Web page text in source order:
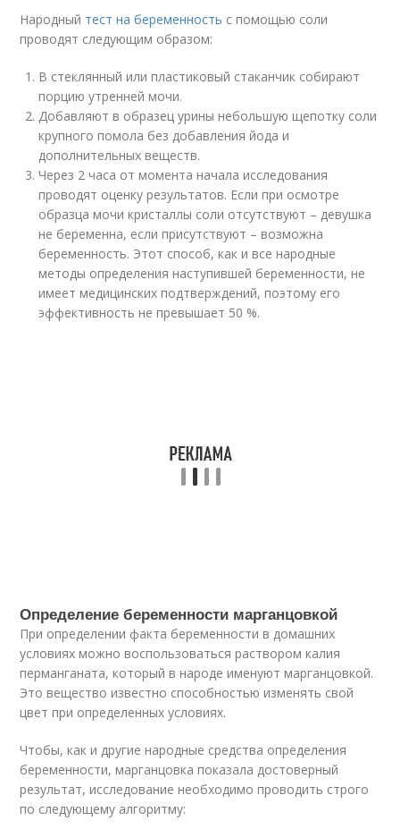
Народный тест на беременность с помощью соли
проводят следующим образом:
В стеклянный или пластиковый стаканчик собирают
порцию утренней мочи.
Добавляют в образец урины небольшую щепотку соли
крупного помола без добавления йода и
дополнительных веществ.
Через 2 часа от момента начала исследования
проводят оценку результатов. Если при осмотре
образца мочи кристаллы соли отсутствуют – девушка
не беременна, если присутствуют – возможна
беременность. Этот способ, как и все народные
методы определения наступившей беременности, не
имеет медицинских подтверждений, поэтому его
эффективность не превышает 50 %.
Определение беременности марганцовкой
При определении факта беременности в домашних
условиях можно воспользоваться раствором калия
перманганата, который в народе именуют марганцовкой.
Это вещество известно способностью изменять свой
цвет при определенных условиях.
Чтобы, как и другие народные средства определения
беременности, марганцовка показала достоверный
результат, исследование необходимо проводить строго
по следующему алгоритму: